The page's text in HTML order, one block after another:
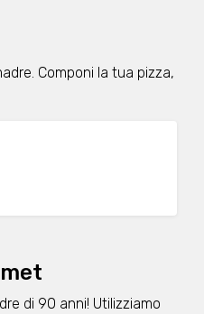
Componi la tua pizza,
di 90 anni! Utilizziamo